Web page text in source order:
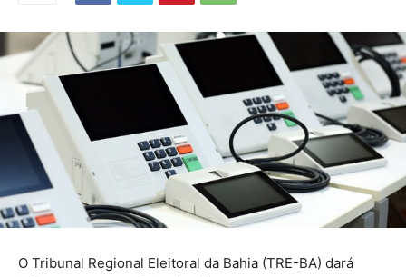
O Tribunal Regional Eleitoral da Bahia (TRE-BA) dará